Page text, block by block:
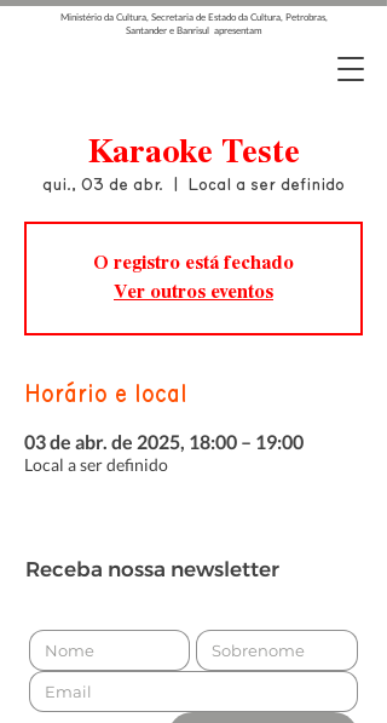
Ministério da Cultura, Secretaria de Estado da Cultura, Petrobras,
Santander e Banrisul apresentam
Karaoke Teste
qui., 03 de abr. Local a ser definido
O registro está fechado
Ver outros eventos
Horário e local
03 de abr. de 2025, 18:00 – 19:00
Local a ser definido
Receba nossa newsletter